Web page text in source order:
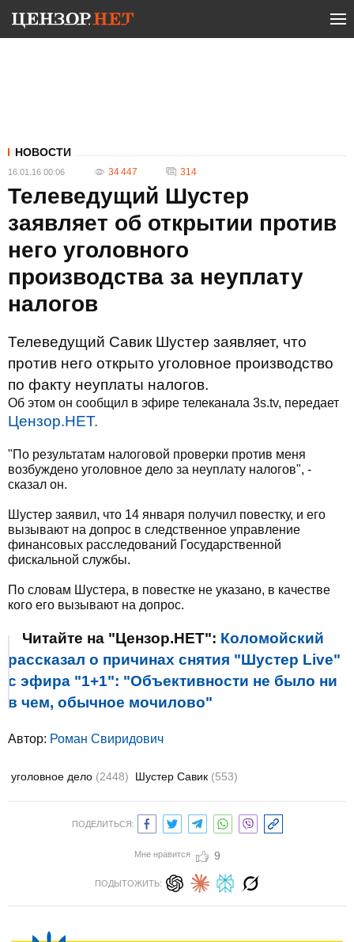
НОВОСТИ
16.01.16 00:06 34 447 314
Телеведущий Шустер
заявляет об открытии против
него уголовного
производства за неуплату
налогов
Телеведущий Савик Шустер заявляет, что
против него открыто уголовное производство
по факту неуплаты налогов.
Об этом он сообщил в эфире телеканала 3s.tv, передает
Цензор.НЕТ.
"По результатам налоговой проверки против меня
возбуждено уголовное дело за неуплату налогов", -
сказал он.
Шустер заявил, что 14 января получил повестку, и его
вызывают на допрос в следственное управление
финансовых расследований Государственной
фискальной службы.
По словам Шустера, в повестке не указано, в качестве
кого его вызывают на допрос.
Читайте на "Цензор.НЕТ": Коломойский
рассказал о причинах снятия "Шустер Live"
с эфира "1+1": "Объективности не было ни
в чем, обычное мочилово"
Автор: Роман Свиридович
уголовное дело (2448) Шустер Савик (553)
ПОДЕЛИТЬСЯ:
Мне нравится 9
ПОДЫТОЖИТЬ: